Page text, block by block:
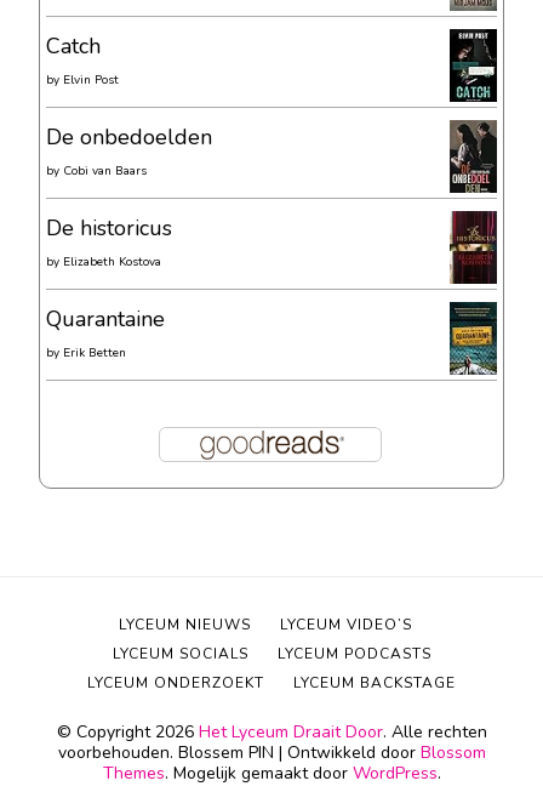
Catch
by Elvin Post
De onbedoelden
by Cobi van Baars
De historicus
by Elizabeth Kostova
Quarantaine
by Erik Betten
© Copyright 2026 Het Lyceum Draait Door. Alle rechten
voorbehouden. Blossem PIN | Ontwikkeld door Blossom
Themes. Mogelijk gemaakt door WordPress.
LYCEUM NIEUWS
LYCEUM VIDEO’S
LYCEUM SOCIALS
LYCEUM PODCASTS
LYCEUM ONDERZOEKT
LYCEUM BACKSTAGE